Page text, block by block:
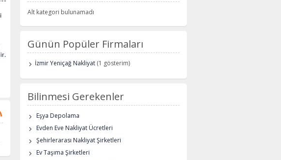
Alt kategori bulunamadı
Günün Popüler Firmaları
İzmir Yeniçağ Nakliyat (1 gösterim)
Bilinmesi Gerekenler
Eşya Depolama
Evden Eve Nakliyat Ücretleri
Şehirlerarası Nakliyat Şirketleri
Ev Taşıma Şirketleri